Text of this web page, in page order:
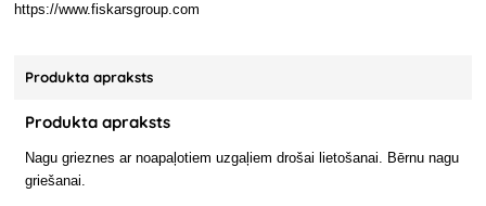
https://www.fiskarsgroup.com
Produkta apraksts
Produkta apraksts
Nagu grieznes ar noapaļotiem uzgaļiem drošai lietošanai. Bērnu nagu
griešanai.